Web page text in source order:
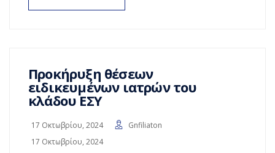
Προκήρυξη θέσεων
ειδικευμένων ιατρών του
κλάδου ΕΣΥ
17 Οκτωβρίου, 2024
Gnfiliaton
17 Οκτωβρίου, 2024